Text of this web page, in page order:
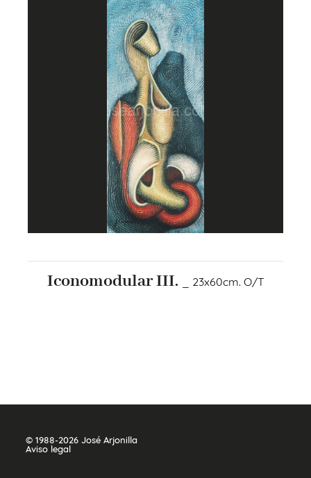
Iconomodular III. _ 23x60cm. O/T
© 1988-2026 José Arjonilla
Aviso legal